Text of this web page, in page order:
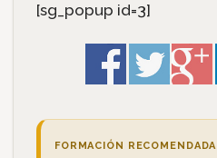
[sg_popup id=3]
FORMACIÓN RECOMENDADA